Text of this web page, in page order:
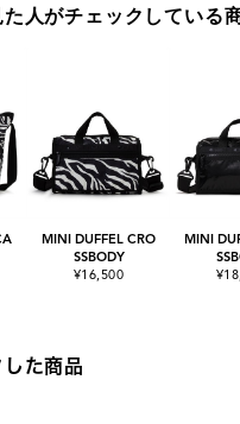
人がチェックしている
MINI DUFFEL CRO
SSBODY
¥16,500
MINI
た商品